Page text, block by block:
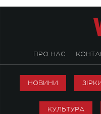
ПРО НАС
НОВИНИ
КУЛЬТУРА